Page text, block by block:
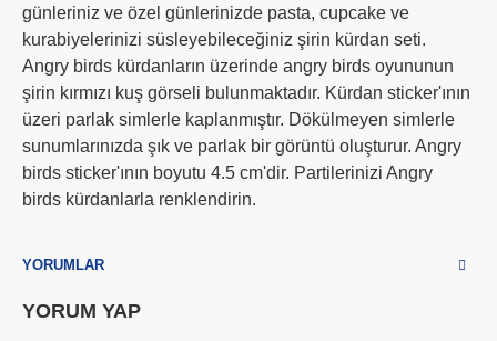
günleriniz ve özel günlerinizde pasta, cupcake ve
kurabiyelerinizi süsleyebileceğiniz şirin kürdan seti.
Angry birds kürdanların üzerinde angry birds oyununun
şirin kırmızı kuş görseli bulunmaktadır. Kürdan sticker'ının
üzeri parlak simlerle kaplanmıştır. Dökülmeyen simlerle
sunumlarınızda şık ve parlak bir görüntü oluşturur. Angry
birds sticker'ının boyutu 4.5 cm'dir. Partilerinizi Angry
birds kürdanlarla renklendirin.
YORUMLAR
YORUM YAP